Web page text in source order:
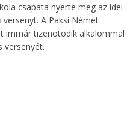
csapata nyerte meg az idei
versenyt. A Paksi Német
immár tizenötödik alkalommal
versenyét.